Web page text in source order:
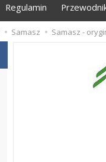
Regulamin
Samasz Samasz -